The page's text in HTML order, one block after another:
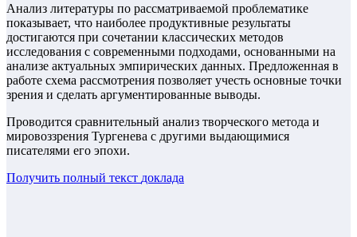
Анализ литературы по рассматриваемой проблематике
показывает, что наиболее продуктивные результаты
достигаются при сочетании классических методов
исследования с современными подходами, основанными на
анализе актуальных эмпирических данных. Предложенная в
работе схема рассмотрения позволяет учесть основные точки
зрения и сделать аргументированные выводы.
Проводится сравнительный анализ творческого метода и
мировоззрения Тургенева с другими выдающимися
писателями его эпохи.
Получить полный текст доклада